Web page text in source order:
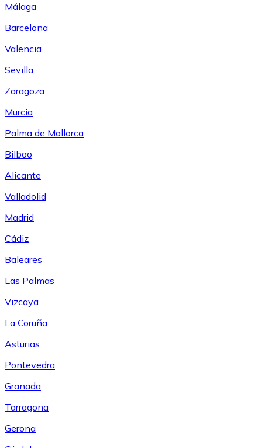
Málaga
Barcelona
Valencia
Sevilla
Zaragoza
Murcia
Palma de Mallorca
Bilbao
Alicante
Valladolid
Madrid
Cádiz
Baleares
Las Palmas
Vizcaya
La Coruña
Asturias
Pontevedra
Granada
Tarragona
Gerona